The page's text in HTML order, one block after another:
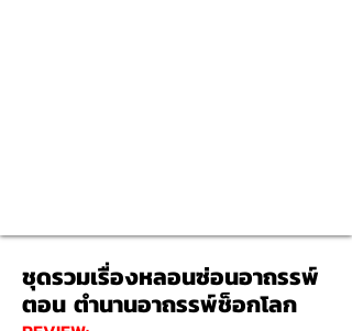
ชุดรวมเรื่องหลอนซ่อนอาถรรพ์
ตอน ตำนานอาถรรพ์ช็อกโลก